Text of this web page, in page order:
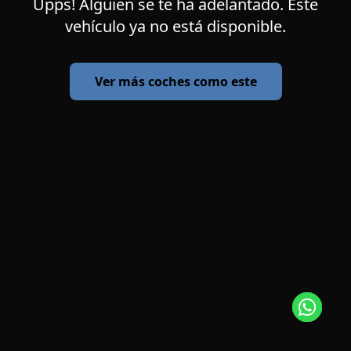
Upps! Alguien se te ha adelantado. Este
vehículo ya no está disponible.
Ver más coches como este